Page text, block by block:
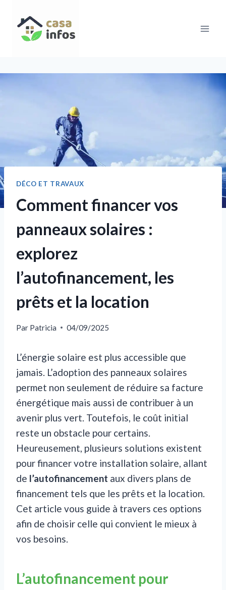
contenu
DÉCO ET TRAVAUX
Comment financer vos
panneaux solaires :
explorez
l’autofinancement, les
prêts et la location
Par Patricia 04/09/2025
L’énergie solaire est plus accessible que
jamais. L’adoption des panneaux solaires
permet non seulement de réduire sa facture
énergétique mais aussi de contribuer à un
avenir plus vert. Toutefois, le coût initial
reste un obstacle pour certains.
Heureusement, plusieurs solutions existent
pour financer votre installation solaire, allant
de l’autofinancement aux divers plans de
financement tels que les prêts et la location.
Cet article vous guide à travers ces options
afin de choisir celle qui convient le mieux à
vos besoins.
L’autofinancement pour